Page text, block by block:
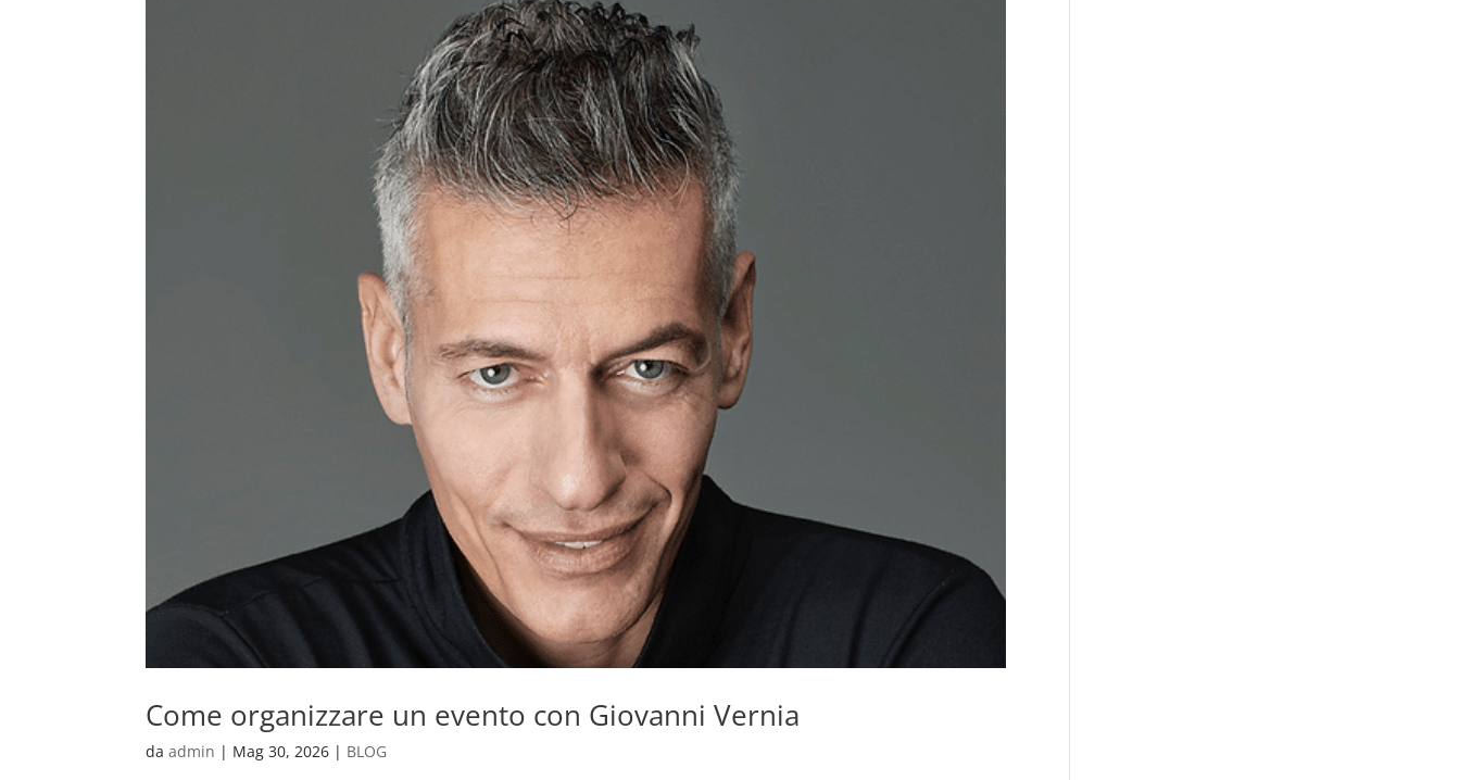
Come organizzare un evento con Giovanni Vernia
daadmin | Mag 30, 2026 | BLOG